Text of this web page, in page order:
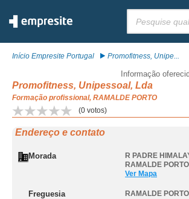
Início Empresite Portugal Promofitness, Unipe...
Informação
Promofitness, Unipessoal, Lda
Formação profissional, RAMALDE PORTO
(0 votos)
Endereço e contato
Morada R PADRE
RAMALDE PORTO
Ver Mapa
Freguesia RAMALDE PORTO